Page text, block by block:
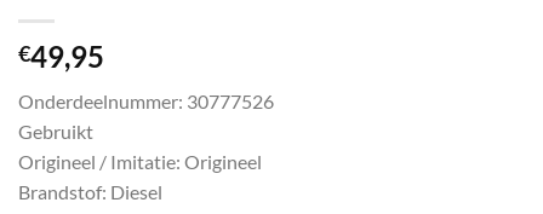
€49,95
Onderdeelnummer: 30777526
Gebruikt
Origineel / Imitatie: Origineel
Brandstof: Diesel